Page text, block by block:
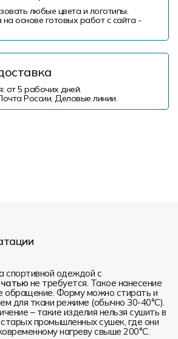
любые цвета и логотипы.
основе готовых работ с сайта -
от 5 рабочих дней.
России, Деловые линии.
спортивной одеждой с
не требуется. Такое нанесение
Форму можно стирать и
для ткани режиме (обычно 30-40°С).
– такие изделия нельзя сушить в
промышленных сушек, где они
нагреву свыше 200°С.